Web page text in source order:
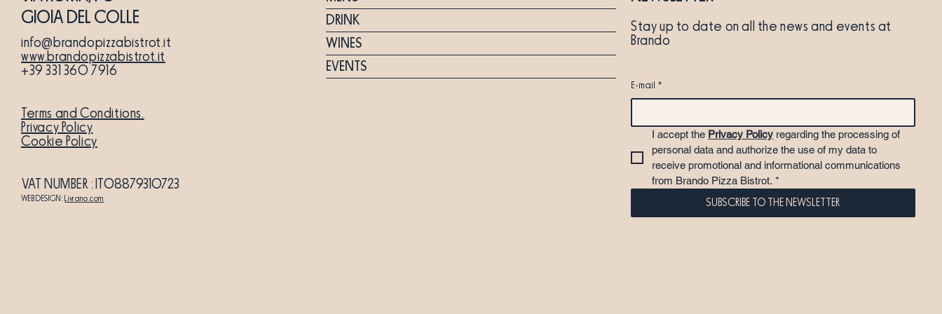
GIOIA DEL COLLE
info@brandopizzabistrot.it
www.brandopizzabistrot.it
+39 331 360 7916
Terms and Conditions.
Privacy Policy
Cookie Policy
VAT NUMBER: IT08879310723
WEB DESIGN: Livrano.com
Stay up to date on all the news and events at
Brando
E-mail *
I accept the Privacy Policy regarding the processing of
personal data and authorize the use of my data to
receive promotional and informational communications
from Brando Pizza Bistrot. *
SUBSCRIBE TO THE NEWSLETTER
DRINK
WINES
EVENTS